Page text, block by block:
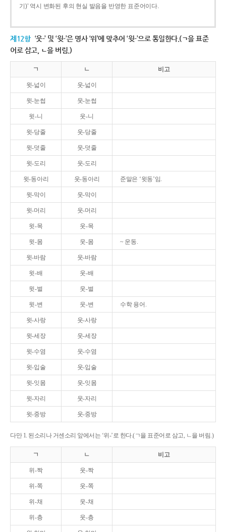
기)’ 역시 변화된 후의 현실 발음을 반영한 표준어이다.
제12항 ‘웃-’ 및 ‘윗-’은 명사 ‘위’에 맞추어 ‘윗-’으로 통일한다.(ㄱ을 표준
어로 삼고, ㄴ을 버림.)
ㄱ ㄴ 비고
윗-넓이 웃-넓이
윗-눈썹 웃-눈썹
윗-니 웃-니
윗-당줄 웃-당줄
윗-덧줄 웃-덧줄
윗-도리 웃-도리
윗-동아리 웃-동아리 준말은 ‘윗동’임.
윗-막이 웃-막이
윗-머리 웃-머리
윗-목 웃-목
윗-몸 웃-몸 ~ 운동.
윗-바람 웃-바람
윗-배 웃-배
윗-벌 웃-벌
윗-변 웃-변 수학 용어.
윗-사랑 웃-사랑
윗-세장 웃-세장
윗-수염 웃-수염
윗-입술 웃-입술
윗-잇몸 웃-잇몸
윗-자리 웃-자리
윗-중방 웃-중방
다만 1. 된소리나 거센소리 앞에서는 ‘위-’로 한다.(ㄱ을 표준어로 삼고, ㄴ을 버림.)
ㄱ ㄴ 비고
위-짝 웃-짝
위-쪽 웃-쪽
위-채 웃-채
위-층 웃-층